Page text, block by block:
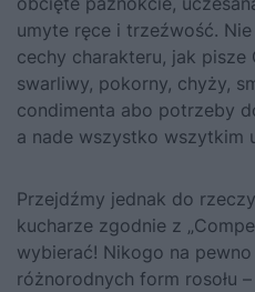
umyte ręce i trzeźwość.
cechy charakteru, jak pisze
swarliwy, pokorny, chyży,
condimenta abo potrzeby
a nade wszystko wszytkim
Przejdźmy jednak do
kucharze zgodnie z
wybierać! Nikogo na
różnorodnych form rosołu